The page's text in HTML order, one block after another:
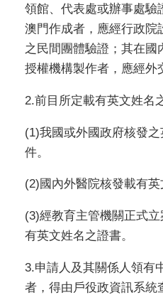
領館、代表處或辦事處驗
澳門作成者，應經行政院
之民間團體驗證；其在國
授權機構製作者，應經外
2.前目所定載有英文姓名
(1)我國或外國政府核發
件。
(2)國內外醫院核發載有英
(3)經教育主管機關正式
有英文姓名之證書。
3.申請人及其關係人領有
者，得由戶役政資訊系統